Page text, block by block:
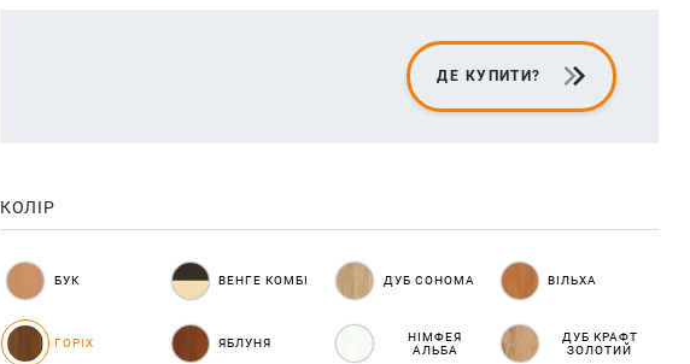
ДЕ КУПИТИ?
КОЛІР
БУК ВЕНГЕ КОМБІ ДУБ СОНОМА ВІЛЬХА
ГОРІХ ЯБЛУНЯ
НІМФЕЯ
АЛЬБА
ДУБ КРАФТ
ЗОЛОТИЙ